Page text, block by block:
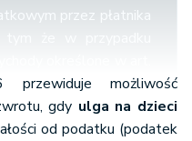
przez płatnika
w sposób
4, od przychodu
możliwość
gdy ulga na dzieci
od podatku (podatek